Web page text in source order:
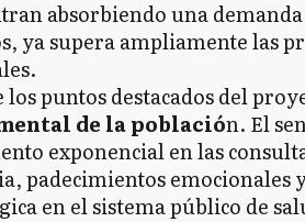
absorbiendo una
ya supera ampliamente las
los puntos destacados del
de la población. El
exponencial en las
padecimientos emocionales
en el sistema público de